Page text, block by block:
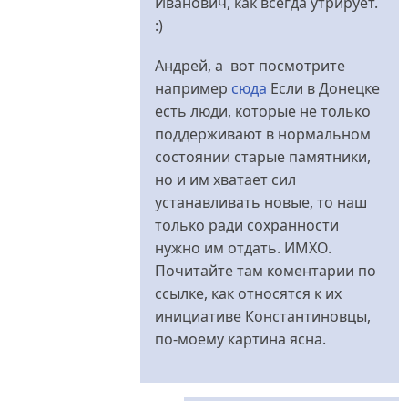
:)
Андрей, a вот посмотрите
например сюда Если в Донецке
есть люди, которые не только
поддерживают в нормальном
состоянии старые памятники,
но и им хватает сил
устанавливать новые, то наш
только ради сохранности
нужно им отдать. ИМХО.
Почитайте там коментарии по
ссылке, как относятся к их
инициативе Константиновцы,
по-моему картина ясна.